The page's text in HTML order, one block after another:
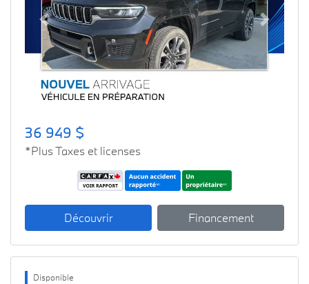
Previous Next
36 949 $
*Plus Taxes et licenses
Découvrir Financement
Disponible